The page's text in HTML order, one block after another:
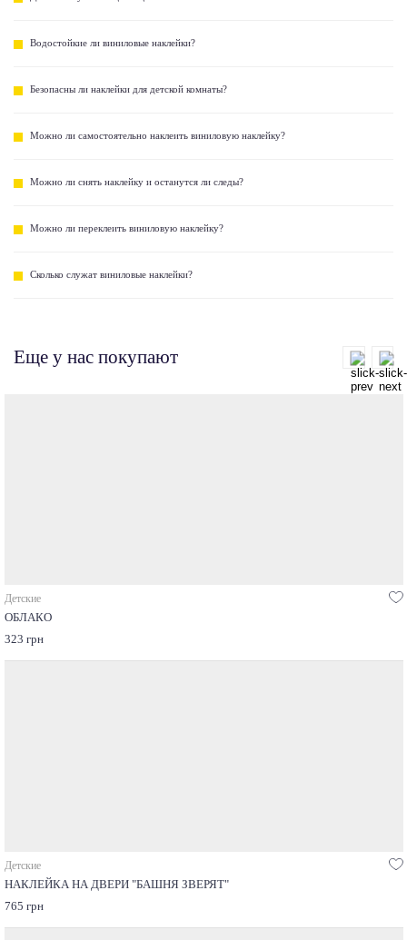
Водостойкие ли виниловые наклейки?
Безопасны ли наклейки для детской комнаты?
Можно ли самостоятельно наклеить виниловую наклейку?
Можно ли снять наклейку и останутся ли следы?
Можно ли переклеить виниловую наклейку?
Сколько служат виниловые наклейки?
Еще у нас покупают
Детские
ОБЛАКО
323 грн
Детские
НАКЛЕЙКА НА ДВЕРИ "БАШНЯ ЗВЕРЯТ"
765 грн